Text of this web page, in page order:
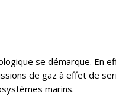
se démarque. En
de gaz à effet de
marins.